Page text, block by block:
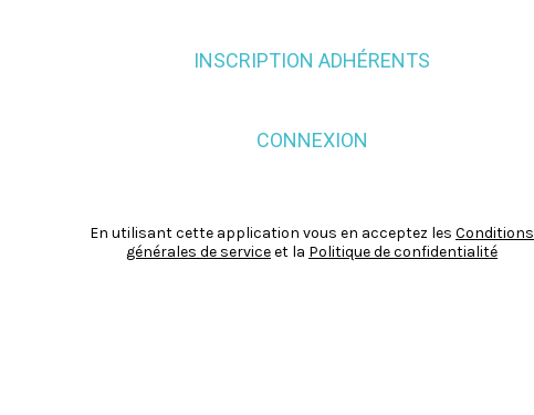
INSCRIPTION ADHÉRENTS
CONNEXION
En utilisant cette application vous en acceptez les Conditions
générales de serviceet la Politique de confidentialité